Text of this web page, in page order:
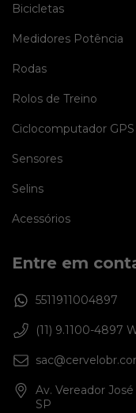
Bicicletas
Medidores Potência
Rodas
Rolos de Treino
Ciclocomputador GPS
Sensores
Selins
Acessórios
Entre em
5511911004897
(11) 9.1100-4897
Av. Vereador
SP